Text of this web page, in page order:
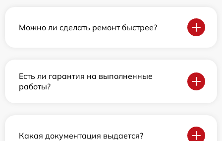
Можно ли сделать ремонт быстрее?
Есть ли гарантия на выполненные
работы?
Какая документация выдается?